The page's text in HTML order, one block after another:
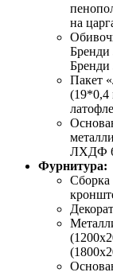
на
Бренди
Бренди
Пакет
(19*0,4
ЛХДФ
Фурнитура:
Сборка